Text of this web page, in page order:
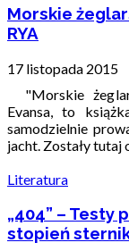
Morskie
RYA
17 listopada 2015
"Morskie
Evansa, to
samodzielnie
jacht. Zostały tutaj
Literatura
„404” – Testy
stopień